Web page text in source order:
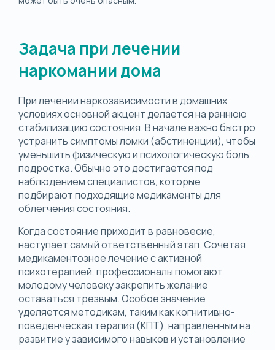
Задача при лечении
наркомании дома
При лечении наркозависимости в домашних
условиях основной акцент делается на раннюю
стабилизацию состояния. В начале важно быстро
устранить симптомы ломки (абстиненции), чтобы
уменьшить физическую и психологическую боль
подростка. Обычно это достигается под
наблюдением специалистов, которые
подбирают подходящие медикаменты для
облегчения состояния.
Когда состояние приходит в равновесие,
наступает самый ответственный этап. Сочетая
медикаментозное лечение с активной
психотерапией, профессионалы помогают
молодому человеку закрепить желание
оставаться трезвым. Особое значение
уделяется методикам, таким как когнитивно-
поведенческая терапия (КПТ), направленным на
развитие у зависимого навыков и установление